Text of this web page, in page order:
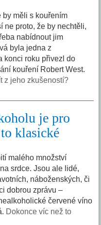
by měli s kouřením
ne proto, že by nechtěli,
nabídnout jim
byla jedna z
konci roku přivezl do
kouření Robert West.
z jeho zkušeností?
je pro
klasické
malého množství
srdce. Jsou ale lidé,
náboženských, či
dobrou zprávu –
červené víno
Dokonce víc než to